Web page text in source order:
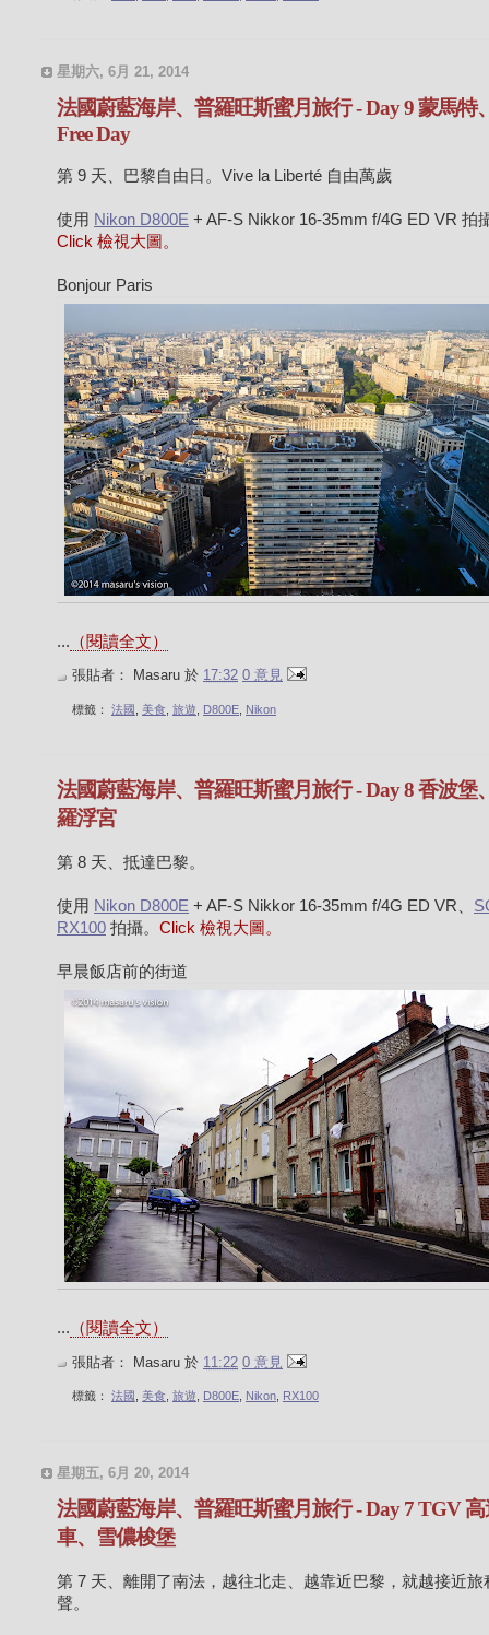
星期六, 6月 21, 2014
法國蔚藍海岸、普羅旺斯蜜月旅行 - Day 9 蒙馬特
Free Day
第 9 天、巴黎自由日。Vive la Liberté 自由萬歲
使用 Nikon D800E + AF-S Nikkor 16-35mm f/4G ED VR 拍
Click 檢視大圖。
Bonjour Paris
... （閱讀全文）
張貼者： Masaru 於 17:32 0 意見
標籤： 法國 美食 旅遊 D800E Nikon
法國蔚藍海岸、普羅旺斯蜜月旅行 - Day 8 香波堡
羅浮宮
第 8 天、抵達巴黎。
使用 Nikon D800E + AF-S Nikkor 16-35mm f/4G ED VR、
RX100 拍攝。 Click 檢視大圖。
早晨飯店前的街道
... （閱讀全文）
張貼者： Masaru 於 11:22 0 意見
標籤： 法國 美食 旅遊 D800E Nikon RX100
星期五, 6月 20, 2014
法國蔚藍海岸、普羅旺斯蜜月旅行 - Day 7 TGV
車、雪儂梭堡
第 7 天、離開了南法，越往北走、越靠近巴黎，就越接近旅
聲。